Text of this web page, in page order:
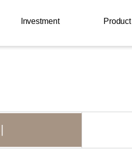
Investment Product